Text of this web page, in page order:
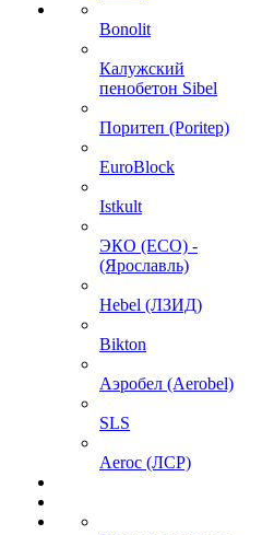
Bonolit
Калужский
пенобетон Sibel
Поритеп (Poritep)
EuroBlock
Istkult
ЭКО (ECO) -
(Ярославль)
Hebel (ЛЗИД)
Bikton
Аэробел (Aerobel)
SLS
Aeroc (ЛСР)